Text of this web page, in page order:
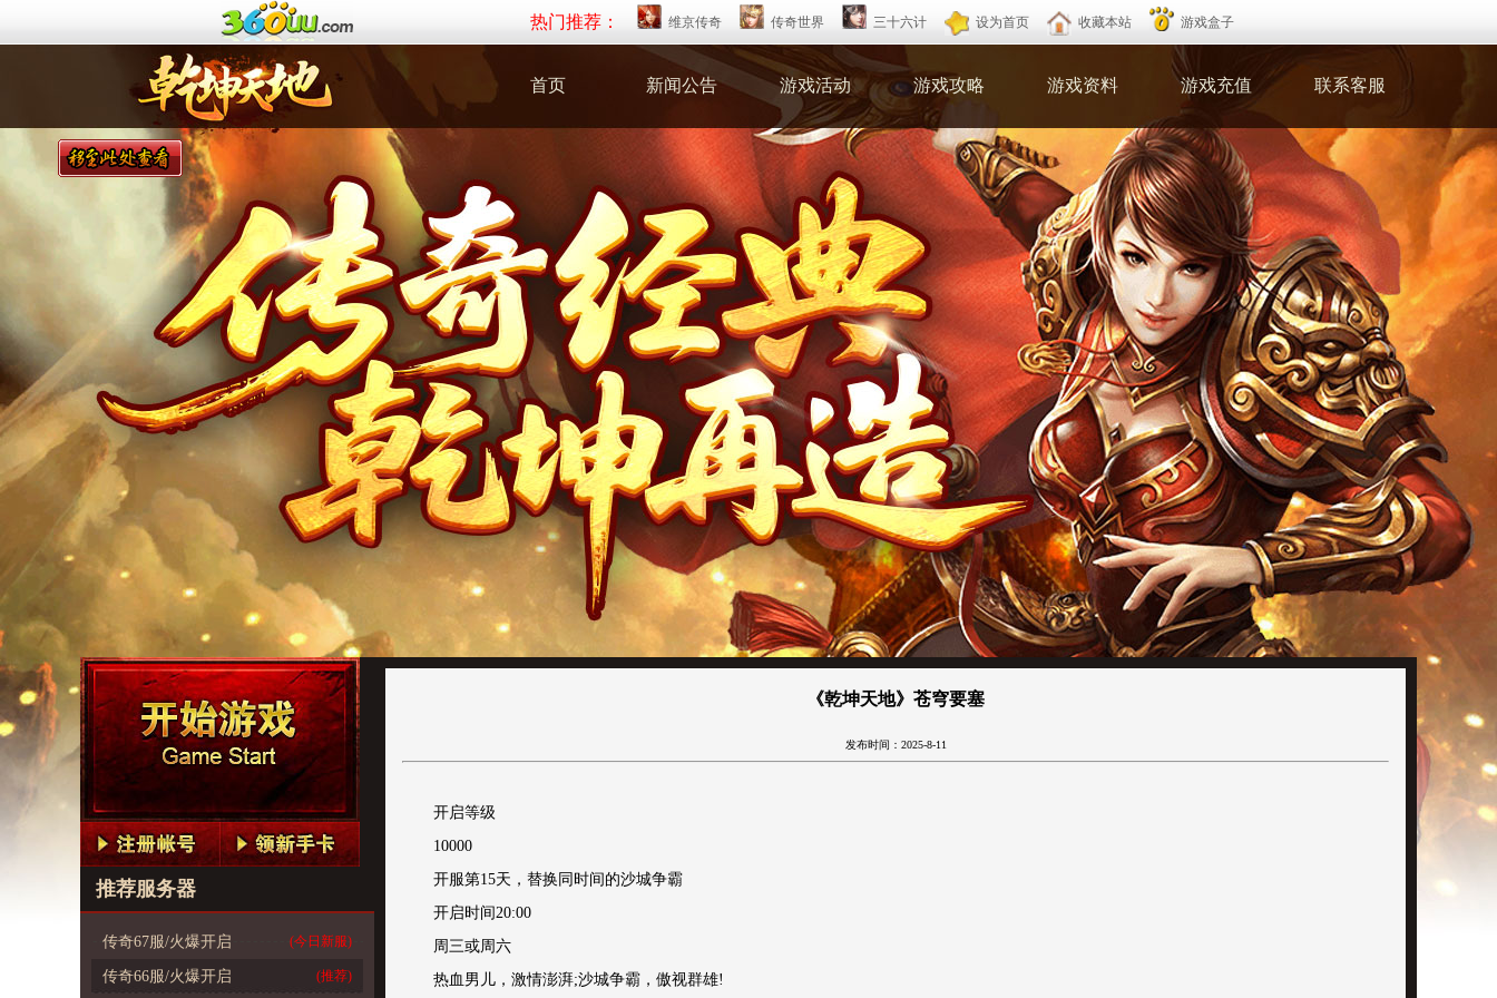
热门推荐： 维京传奇 传奇世界 三十六计 设为首页 收藏本站 游戏盒子
首页 新闻公告 游戏活动 游戏攻略 游戏资料 游戏充值 联系客服
推荐服务器
传奇67服/火爆开启 (今日新服)
传奇66服/火爆开启 (推荐)
《乾坤天地》苍穹要塞
发布时间：2025-8-11
开启等级
10000
开服第15天，替换同时间的沙城争霸
开启时间20:00
周三或周六
热血男儿，激情澎湃;沙城争霸，傲视群雄!